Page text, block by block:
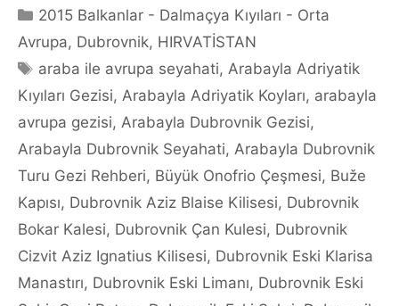
Categories
2015 Balkanlar - Dalmaçya Kıyıları - Orta
Avrupa, Dubrovnik, HIRVATİSTAN
Tags
araba ile avrupa seyahati, Arabayla Adriyatik
Kıyıları Gezisi, Arabayla Adriyatik Koyları, arabayla
avrupa gezisi, Arabayla Dubrovnik Gezisi,
Arabayla Dubrovnik Seyahati, Arabayla Dubrovnik
Turu Gezi Rehberi, Büyük Onofrio Çeşmesi, Buže
Kapısı, Dubrovnik Aziz Blaise Kilisesi, Dubrovnik
Bokar Kalesi, Dubrovnik Çan Kulesi, Dubrovnik
Cizvit Aziz Ignatius Kilisesi, Dubrovnik Eski Klarisa
Manastırı, Dubrovnik Eski Limanı, Dubrovnik Eski